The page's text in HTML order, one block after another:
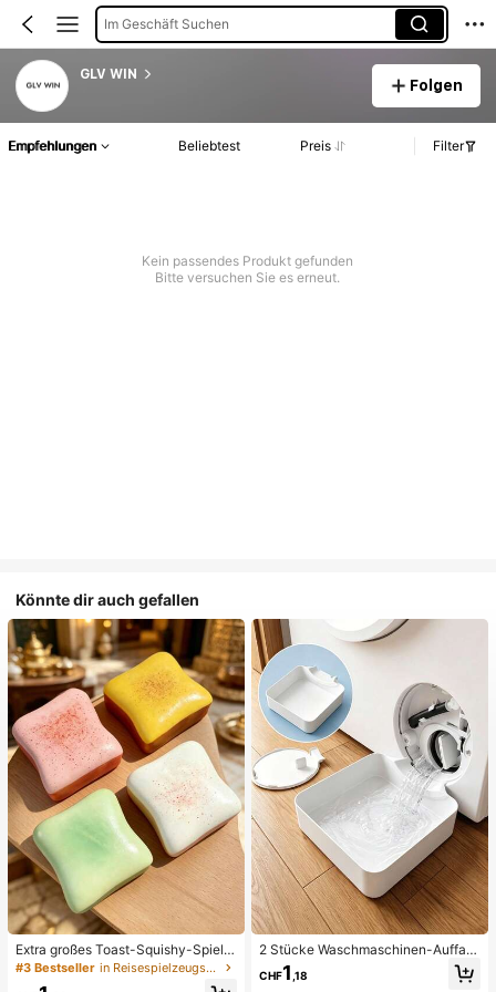
Im Geschäft Suchen
GLV WIN
Folgen
Empfehlungen Beliebtest Preis Filter
Kein passendes Produkt gefunden
Bitte versuchen Sie es erneut.
Könnte dir auch gefallen
Extra großes Toast-Squishy-Spielz
eug, superweiches Buttertoast-Stre
ssabbau-Drückspielzeug, erhältlich
#3 Bestseller in Reisespielzeugset Quetschspielzeug für Teenager
2 Stücke Waschmaschinen-Auffan
gwanne Tropfschale, wasserdichte
Bodenschutzmatte für Waschraum,
CHF1 ,18